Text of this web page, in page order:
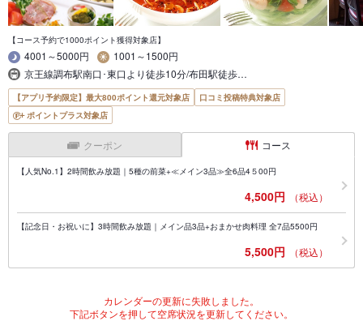
【コース予約で1000ポイント獲得対象店】
4001～5000円
1001～1500円
京王線調布駅南口･東口より徒歩10分/布田駅徒歩…
【アプリ予約限定】最大800ポイント還元対象店
口コミ投稿特典対象店
ポイントプラス対象店
クーポン コース
【人気No.1】2時間飲み放題｜5種の前菜+≪メイン3品≫全6品4５00円
4,500円 （税込）
【記念日・お祝いに】3時間飲み放題｜メイン品3品+おまかせ肉料理 全7品5500円
5,500円 （税込）
カレンダーの更新に失敗しました。
下記ボタンを押して空席状況を更新してください。